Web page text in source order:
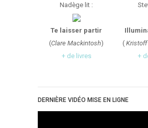
Nadège lit :
Te laisser partir
(Clare Mackintosh)
+ de livres
(Kristoff
+
DERNIÈRE VIDÉO MISE EN LIGNE